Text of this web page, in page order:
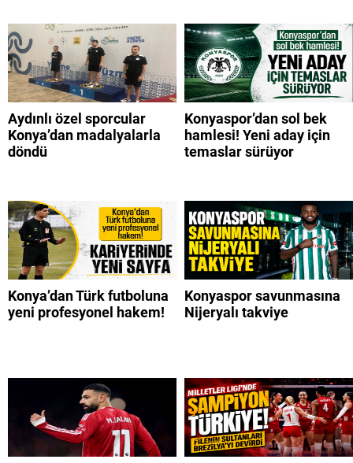
Aydınlı özel sporcular
Konya’dan madalyalarla
döndü
Konyaspor’dan sol bek
hamlesi! Yeni aday için
temaslar sürüyor
Konya’dan Türk futboluna
yeni profesyonel hakem!
Konyaspor savunmasına
Nijeryalı takviye